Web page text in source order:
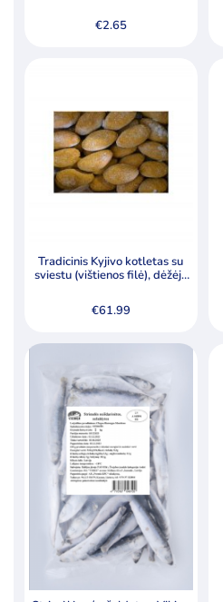
€2.65
Tradicinis Kyjivo kotletas su
sviestu (vištienos filė), dėžėje
€61.99